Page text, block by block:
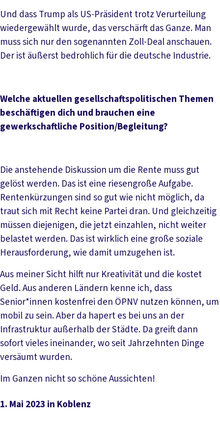
Und dass Trump als US-Präsident trotz Verurteilung
wiedergewählt wurde, das verschärft das Ganze. Man
muss sich nur den sogenannten Zoll-Deal anschauen.
Der ist äußerst bedrohlich für die deutsche Industrie.
Welche aktuellen gesellschaftspolitischen Themen
beschäftigen dich und brauchen eine
gewerkschaftliche Position/Begleitung?
Die anstehende Diskussion um die Rente muss gut
gelöst werden. Das ist eine riesengroße Aufgabe.
Rentenkürzungen sind so gut wie nicht möglich, da
traut sich mit Recht keine Partei dran. Und gleichzeitig
müssen diejenigen, die jetzt einzahlen, nicht weiter
belastet werden. Das ist wirklich eine große soziale
Herausforderung, wie damit umzugehen ist.
Aus meiner Sicht hilft nur Kreativität und die kostet
Geld. Aus anderen Ländern kenne ich, dass
Senior*innen kostenfrei den ÖPNV nutzen können, um
mobil zu sein. Aber da hapert es bei uns an der
Infrastruktur außerhalb der Städte. Da greift dann
sofort vieles ineinander, wo seit Jahrzehnten Dinge
versäumt wurden.
Im Ganzen nicht so schöne Aussichten!
1. Mai 2023 in Koblenz